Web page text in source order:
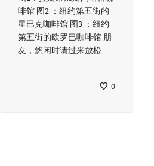
啡馆 图2 ：纽约第五街的
星巴克咖啡馆 图3 ：纽约
第五街的欧罗巴咖啡馆 朋
友，悠闲时请过来放松
0